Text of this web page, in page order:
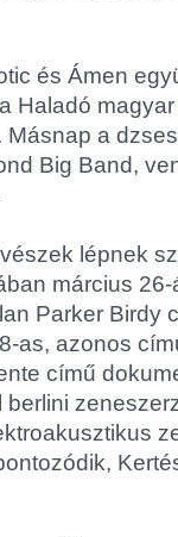
és Ámen
Haladó
a
Big Band,
lépnek
március
Parker Birdy
as, azonos
című